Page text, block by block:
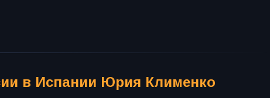
в Испании Юрия Клименко